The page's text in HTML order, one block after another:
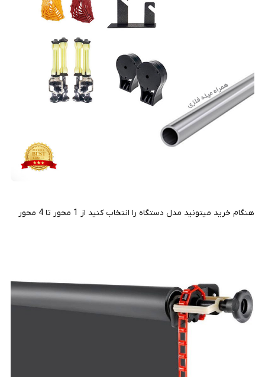
هنگام خرید میتونید مدل دستگاه را انتخاب کنید از 1 محور تا 4 محور